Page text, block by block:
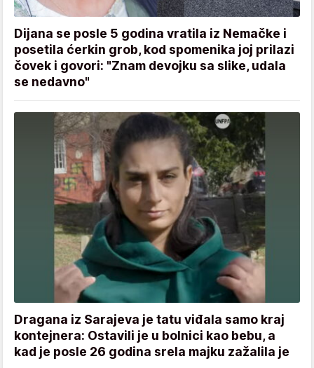
Dijana se posle 5 godina vratila iz Nemačke i
posetila ćerkin grob, kod spomenika joj prilazi
čovek i govori: "Znam devojku sa slike, udala
se nedavno"
Dragana iz Sarajeva je tatu viđala samo kraj
kontejnera: Ostavili je u bolnici kao bebu, a
kad je posle 26 godina srela majku zažalila je